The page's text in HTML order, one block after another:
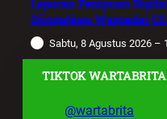
Laporan Penipuan
Diingatkan Waspadai
Sabtu, 8 Agustus 2026 –
TIKTOK WARTABRITA
@wartabrita